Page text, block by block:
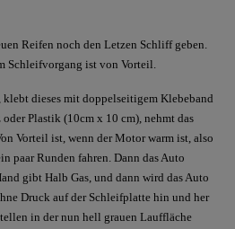
Reifen noch den Letzen Schliff geben.
Schleifvorgang ist von Vorteil.
dieses mit doppelseitigem Klebeband
Plastik (10cm x 10 cm), nehmt das
Vorteil ist, wenn der Motor warm ist, also
paar Runden fahren. Dann das Auto
gibt Halb Gas, und dann wird das Auto
Druck auf der Schleifplatte hin und her
in der nun hell grauen Lauffläche